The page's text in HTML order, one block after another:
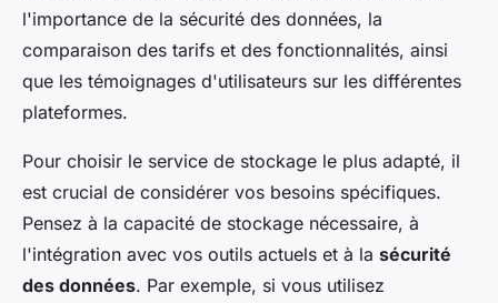
l'importance de la sécurité des données, la
comparaison des tarifs et des fonctionnalités, ainsi
que les témoignages d'utilisateurs sur les différentes
plateformes.
Pour choisir le service de stockage le plus adapté, il
est crucial de considérer vos besoins spécifiques.
Pensez à la capacité de stockage nécessaire, à
l'intégration avec vos outils actuels et à la sécurité
des données. Par exemple, si vous utilisez